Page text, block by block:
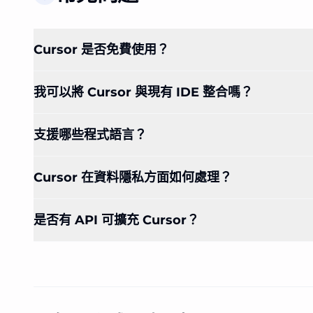
Cursor 是否免費使用？
我可以將 Cursor 與現有 IDE 整合嗎？
支援哪些程式語言？
Cursor 在資料隱私方面如何處理？
是否有 API 可擴充 Cursor？